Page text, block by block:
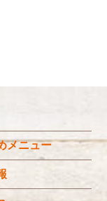
メニュー